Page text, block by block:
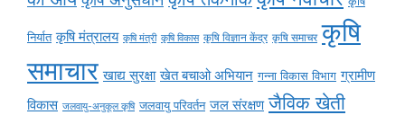
निर्यात कृषि मंत्रालय कृषि मंत्री कृषि विकास कृषि विज्ञान केंद्र कृषि समाचर कृषि
समाचार खाद्य सुरक्षा खेत बचाओ अभियान गन्ना विकास विभाग ग्रामीण
विकास जलवायु-अनुकूल कृषि जलवायु परिवर्तन जल संरक्षण जैविक खेती